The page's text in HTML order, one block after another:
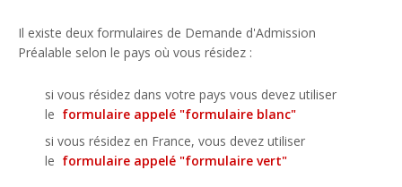
Il existe deux formulaires de Demande d'Admission
Préalable selon le pays où vous résidez :
si vous résidez dans votre pays vous devez utiliser
le formulaire appelé "formulaire blanc"
si vous résidez en France, vous devez utiliser
le formulaire appelé "formulaire vert"